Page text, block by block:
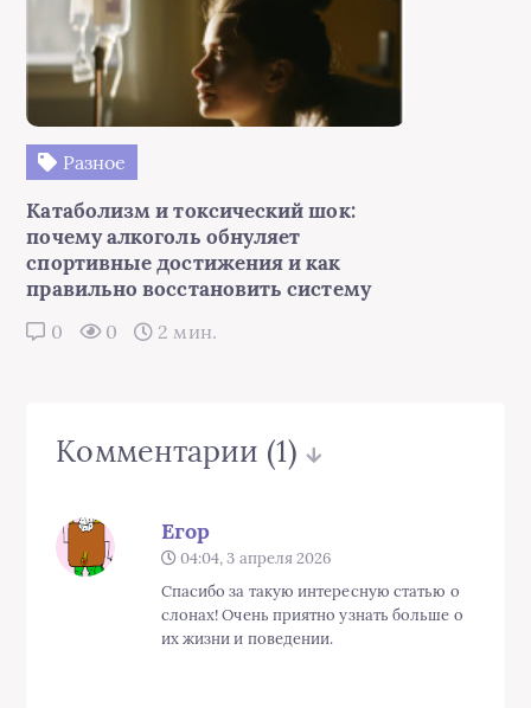
Разное
Катаболизм и токсический шок:
почему алкоголь обнуляет
спортивные достижения и как
правильно восстановить систему
0 0 2 мин.
Комментарии (1)
Егор
04:04, 3 апреля 2026
Спасибо за такую интересную статью о
слонах! Очень приятно узнать больше о
их жизни и поведении.